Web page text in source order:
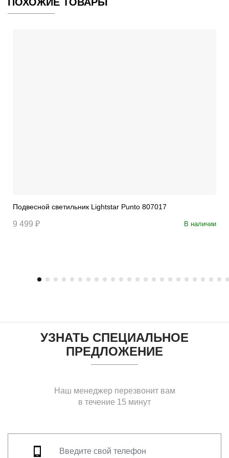
Подвесной светильник Lightstar Punto 807017
9 499 ₽ В наличии
УЗНАТЬ СПЕЦИАЛЬНОЕ
ПРЕДЛОЖЕНИЕ
Наш менеджер перезвонит вам
в течение 15 минут